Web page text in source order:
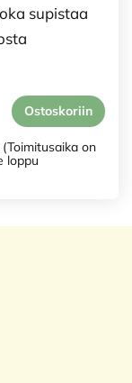
supistaa
Ostoskoriin
on
loppu